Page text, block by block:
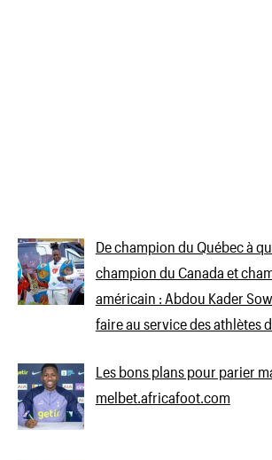
De champion du Québec à
champion du Canada et
américain : Abdou Kader
faire au service des athlètes
Les bons plans pour parier
melbet.africafoot.com